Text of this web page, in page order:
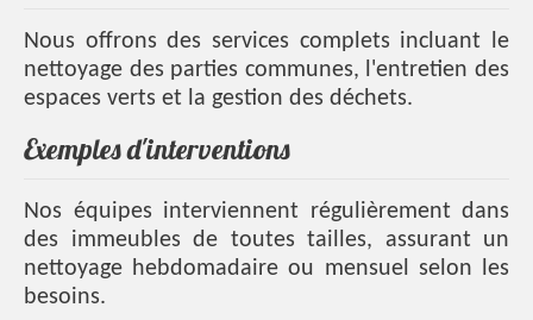
Nous offrons des services complets incluant le
nettoyage des parties communes, l'entretien des
espaces verts et la gestion des déchets.
Exemples d'interventions
Nos équipes interviennent régulièrement dans
des immeubles de toutes tailles, assurant un
nettoyage hebdomadaire ou mensuel selon les
besoins.